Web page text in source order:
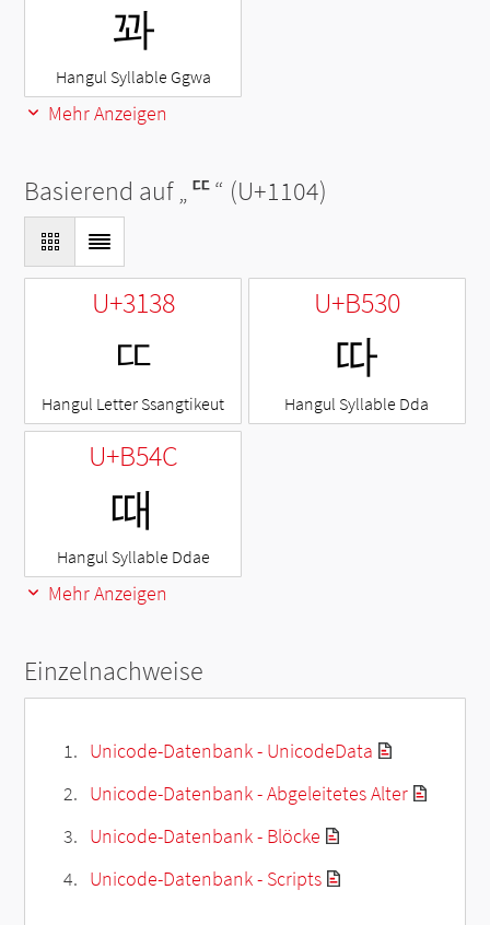
꽈
Hangul Syllable Ggwa
Mehr Anzeigen
Basierend auf „ᄄ“ (U+1104)
U+3138
ㄸ
Hangul Letter Ssangtikeut
U+B530
따
Hangul Syllable Dda
U+B54C
때
Hangul Syllable Ddae
Mehr Anzeigen
Einzelnachweise
Unicode-Datenbank - UnicodeData
Unicode-Datenbank - Abgeleitetes Alter
Unicode-Datenbank - Blöcke
Unicode-Datenbank - Scripts